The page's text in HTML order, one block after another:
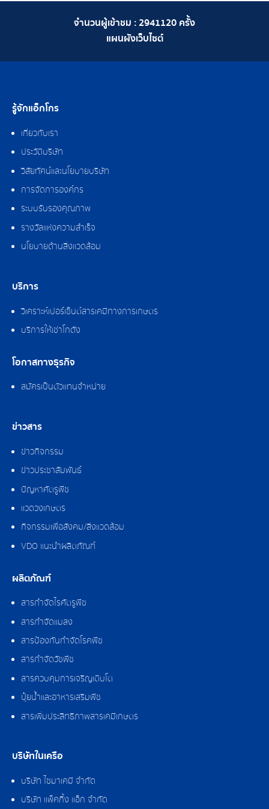
จำนวนผู้เข้าชม :2941120 ครั้ง
แผนผังเว็บไซต์
รู้จักแอ็กโกร
เกี่ยวกับเรา
ประวัติบริษัท
วิสัยทัศน์และนโยบายบริษัท
การจัดการองค์กร
ระบบรับรองคุณภาพ
รางวัลแห่งความสำเร็จ
นโยบายด้านสิ่งแวดล้อม
บริการ
วิเคราะห์เปอร์เซ็นต์สารเคมีทางการเกษตร
บริการให้เช่าโกดัง
โอกาสทางธุรกิจ
สมัครเป็นตัวแทนจำหน่าย
ข่าวสาร
ข่าวกิจกรรม
ข่าวประชาสัมพันธ์
ปัญหาศัตรูพืช
แวดวงเกษตร
กิจกรรมเพื่อสังคม/สิ่งแวดล้อม
VDO แนะนำผลิตภัณฑ์
ผลิตภัณฑ์
สารกำจัดไรศัตรูพืช
สารกำจัดแมลง
สารป้องกันกำจัดโรคพืช
สารกำจัดวัชพืช
สารควบคุมการเจริญเติบโต
ปุ๋ยน้ำและอาหารเสริมพืช
สารเพิ่มประสิทธิภาพสารเคมีเกษตร
บริษัทในเครือ
บริษัท ไซมาเคมี จำกัด
บริษัท แพ็คกิ้ง แอ็ก จำกัด